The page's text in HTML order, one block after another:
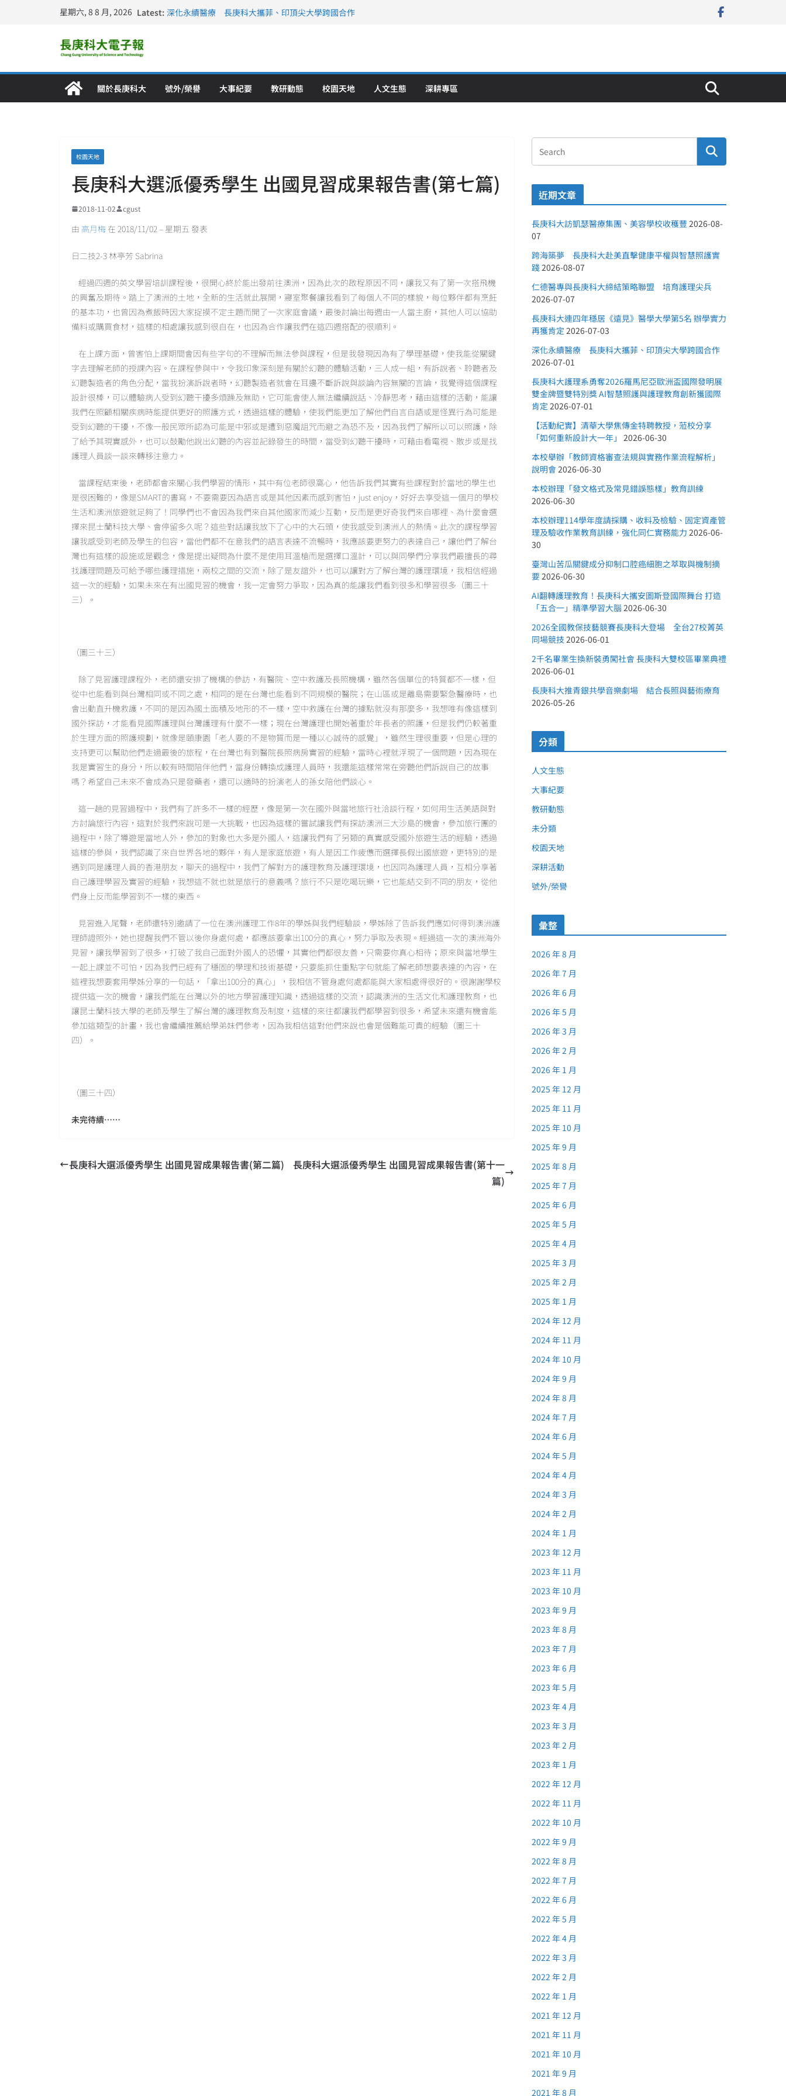
星期六, 8 8 月, 2026 Latest: 深化永續醫療 長庚科大攜菲、印頂尖大學跨國合作
關於長庚科大 號外/榮譽 大事紀要 教研動態 校園天地 人文生態 深耕專區
校園天地
長庚科大選派優秀學生 出國見習成果報告書(第七篇)
2018-11-02 cgust
由 高月梅 在 2018/11/02 – 星期五 發表
日二技2-3 林亭芳 Sabrina
經過四週的英文學習培訓課程後，很開心終於能出發前往澳洲，因為此次的啟程原因不同，讓我又有了第一次搭飛機
的興奮及期待。踏上了澳洲的土地，全新的生活就此展開，寢室聚餐讓我看到了每個人不同的樣貌，每位夥伴都有烹飪
的基本功，也曾因為煮飯時因大家捉摸不定主題而開了一次家庭會議，最後討論出每週由一人當主廚，其他人可以協助
備料或購買食材，這樣的相處讓我感到很自在，也因為合作讓我們在這四週搭配的很順利。
在上課方面，曾害怕上課期間會因有些字句的不理解而無法參與課程，但是我發現因為有了學理基礎，使我能從關鍵
字去理解老師的授課內容。在課程參與中，令我印象深刻是有關於幻聽的體驗活動，三人成一組，有訴說者、聆聽者及
幻聽製造者的角色分配，當我扮演訴說者時，幻聽製造者就會在耳邊不斷訴說與談論內容無關的言論，我覺得這個課程
設計很棒，可以體驗病人受到幻聽干擾多煩躁及無助，它可能會使人無法繼續說話、冷靜思考，藉由這樣的活動，能讓
我們在照顧相關疾病時能提供更好的照護方式，透過這樣的體驗，使我們能更加了解他們自言自語或是怪異行為可能是
受到幻聽的干擾，不像一般民眾所認為可能是中邪或是遭到惡魔詛咒而避之為恐不及，因為我們了解所以可以照護，除
了給予其現實感外，也可以鼓勵他說出幻聽的內容並記錄發生的時間，當受到幻聽干擾時，可藉由看電視、散步或是找
護理人員談一談來轉移注意力。
當課程結束後，老師都會來關心我們學習的情形，其中有位老師很窩心，他告訴我們其實有些課程對於當地的學生也
是很困難的，像是SMART的書寫，不要需要因為語言或是其他因素而感到害怕，just enjoy，好好去享受這一個月的學校
生活和澳洲旅遊就足夠了！同學們也不會因為我們來自其他國家而減少互動，反而是更好奇我們來自哪裡、為什麼會選
擇來昆士蘭科技大學、會停留多久呢？這些對話讓我放下了心中的大石頭，使我感受到澳洲人的熱情。此次的課程學習
讓我感受到老師及學生的包容，當他們都不在意我們的語言表達不流暢時，我應該要更努力的表達自己，讓他們了解台
灣也有這樣的設施或是觀念，像是提出疑問為什麼不是使用耳溫槍而是選擇口溫計，可以與同學們分享我們最擅長的尋
找護理問題及可給予哪些護理措施，兩校之間的交流，除了是友誼外，也可以讓對方了解台灣的護理環境，我相信經過
這一次的經驗，如果未來在有出國見習的機會，我一定會努力爭取，因為真的能讓我們看到很多和學習很多（圖三十
三）。
（圖三十三）
除了見習護理課程外，老師還安排了機構的參訪，有醫院、空中救護及長照機構，雖然各個單位的特質都不一樣，但
從中也能看到與台灣相同或不同之處，相同的是在台灣也能看到不同規模的醫院；在山區或是離島需要緊急醫療時，也
會出動直升機救護，不同的是因為國土面積及地形的不一樣，空中救護在台灣的據點就沒有那麼多，我想唯有像這樣到
國外探訪，才能看見國際護理與台灣護理有什麼不一樣；現在台灣護理也開始著重於年長者的照護，但是我們仍較著重
於生理方面的照護規劃，就像是頤康園「老人要的不是物質而是一種以心誠待的感覺」，雖然生理很重要，但是心理的
支持更可以幫助他們走過最後的旅程，在台灣也有到醫院長照病房實習的經驗，當時心裡就浮現了一個問題，因為現在
我是實習生的身分，所以較有時間陪伴他們，當身份轉換成護理人員時，我還能這樣常常在旁聽他們訴說自己的故事
嗎？希望自己未來不會成為只是發藥者，還可以適時的扮演老人的孫女陪他們談心。
這一趟的見習過程中，我們有了許多不一樣的經歷，像是第一次在國外與當地旅行社洽談行程，如何用生活美語與對
方討論旅行內容，這對於我們來說可是一大挑戰，也因為這樣的嘗試讓我們有探訪澳洲三大沙島的機會，參加旅行團的
過程中，除了導遊是當地人外，參加的對象也大多是外國人，這讓我們有了另類的真實感受國外旅遊生活的經驗，透過
這樣的參與，我們認識了來自世界各地的夥伴，有人是家庭旅遊，有人是因工作疲憊而選擇長假出國旅遊，更特別的是
遇到同是護理人員的香港朋友，聊天的過程中，我們了解對方的護理教育及護理環境，也因同為護理人員，互相分享著
自己護理學習及實習的經驗，我想這不就也就是旅行的意義嗎？旅行不只是吃喝玩樂，它也能結交到不同的朋友，從他
們身上反而能學習到不一樣的東西。
見習進入尾聲，老師還特別邀請了一位在澳洲護理工作8年的學姊與我們經驗談，學姊除了告訴我們應如何得到澳洲護
理師證照外，她也提醒我們不管以後你身處何處，都應該要拿出100分的真心，努力爭取及表現。經過這一次的澳洲海外
見習，讓我學習到了很多，打破了我自己面對外國人的恐懼，其實他們都很友善，只需要你真心相待；原來與當地學生
一起上課並不可怕，因為我們已經有了穩固的學理和技術基礎，只要能抓住重點字句就能了解老師想要表達的內容，在
這裡我想要套用學姊分享的一句話，「拿出100分的真心」，我相信不管身處何處都能與大家相處得很好的。很謝謝學校
提供這一次的機會，讓我們能在台灣以外的地方學習護理知識，透過這樣的交流，認識澳洲的生活文化和護理教育，也
讓昆士蘭科技大學的老師及學生了解台灣的護理教育及制度，這樣的來往都讓我們都學習到很多，希望未來還有機會能
參加這類型的計畫，我也會繼續推薦給學弟妹們參考，因為我相信這對他們來說也會是個難能可貴的經驗（圖三十
四）。
（圖三十四）
未完待續……
長庚科大選派優秀學生 出國見習成果報告書(第二篇)
長庚科大選派優秀學生 出國見習成果報告書(第十一
篇)
近期文章
長庚科大訪凱瑟醫療集團、美容學校收穫豐 2026-08-
07
跨海築夢 長庚科大赴美直擊健康平權與智慧照護實
踐2026-08-07
仁德醫專與長庚科大締結策略聯盟 培育護理尖兵
2026-07-07
長庚科大連四年穩居《遠見》醫學大學第5名 辦學實力
再獲肯定 2026-07-03
深化永續醫療 長庚科大攜菲、印頂尖大學跨國合作
2026-07-01
長庚科大護理系勇奪2026羅馬尼亞歐洲盃國際發明展
雙金牌暨雙特別獎 AI智慧照護與護理教育創新獲國際
肯定 2026-07-01
【活動紀實】清華大學焦傳金特聘教授，蒞校分享
「如何重新設計大一年」 2026-06-30
本校舉辦「教師資格審查法規與實務作業流程解析」
說明會2026-06-30
本校辦理「發文格式及常見錯誤態樣」教育訓練
2026-06-30
本校辦理114學年度請採購、收料及檢驗、固定資產管
理及驗收作業教育訓練，強化同仁實務能力 2026-06-
30
臺灣山苦瓜關鍵成分抑制口腔癌細胞之萃取與機制摘
要2026-06-30
AI翻轉護理教育！長庚科大攜安圖斯登國際舞台 打造
「五合一」精準學習大腦 2026-06-30
2026全國教保技藝競賽長庚科大登場 全台27校菁英
同場競技 2026-06-01
2千名畢業生換新裝勇闖社會 長庚科大雙校區畢業典禮
2026-06-01
長庚科大推青銀共學音樂劇場 結合長照與藝術療育
2026-05-26
分類
人文生態
大事紀要
教研動態
未分類
校園天地
深耕活動
號外/榮譽
彙整
2026 年 8 月
2026 年 7 月
2026 年 6 月
2026 年 5 月
2026 年 3 月
2026 年 2 月
2026 年 1 月
2025 年 12 月
2025 年 11 月
2025 年 10 月
2025 年 9 月
2025 年 8 月
2025 年 7 月
2025 年 6 月
2025 年 5 月
2025 年 4 月
2025 年 3 月
2025 年 2 月
2025 年 1 月
2024 年 12 月
2024 年 11 月
2024 年 10 月
2024 年 9 月
2024 年 8 月
2024 年 7 月
2024 年 6 月
2024 年 5 月
2024 年 4 月
2024 年 3 月
2024 年 2 月
2024 年 1 月
2023 年 12 月
2023 年 11 月
2023 年 10 月
2023 年 9 月
2023 年 8 月
2023 年 7 月
2023 年 6 月
2023 年 5 月
2023 年 4 月
2023 年 3 月
2023 年 2 月
2023 年 1 月
2022 年 12 月
2022 年 11 月
2022 年 10 月
2022 年 9 月
2022 年 8 月
2022 年 7 月
2022 年 6 月
2022 年 5 月
2022 年 4 月
2022 年 3 月
2022 年 2 月
2022 年 1 月
2021 年 12 月
2021 年 11 月
2021 年 10 月
2021 年 9 月
2021 年 8 月